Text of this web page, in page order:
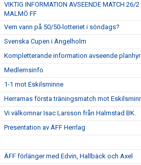
VIKTIG INFORMATION AVSEENDE MATCH 26/
MALMÖ FF
Vem vann på 50/50-lotteriet i söndags?
Svenska Cupen i Ängelholm
Kompletterande information avseende
Medlemsinfo
1-1 mot Eskilsminne
Herrarnas första träningsmatch mot
Vi välkomnar Isac Larsson från Halmstad BK.
Presentation av ÄFF Herrlag
ÄFF förlänger med Edvin, Hallbäck och Axel